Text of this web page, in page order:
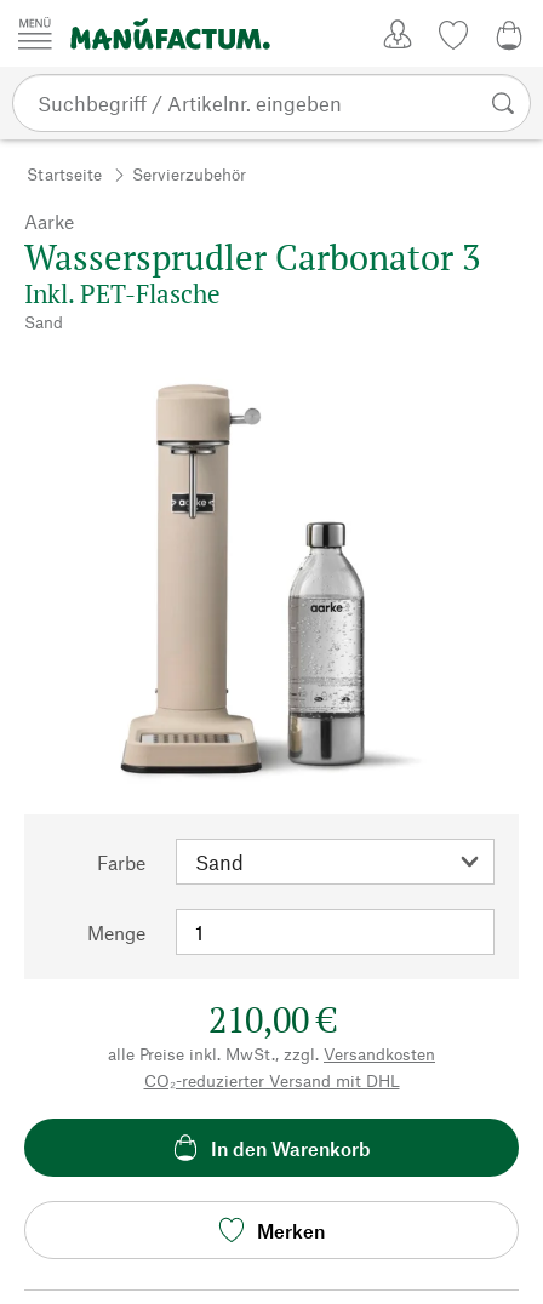
Zum Inhalt springen
Startseite Servierzubehör
Aarke
Wassersprudler Carbonator 3
Inkl. PET-Flasche
Sand
Farbe
Menge
210,00 €
alle Preise inkl. MwSt., zzgl. Versandkosten
CO₂-reduzierter Versand mit DHL
In den Warenkorb
Merken